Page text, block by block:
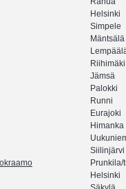
Helsinki
Simpele
Mäntsälä
Riihimäki
Jämsä
Palokki
Runni
Eurajoki
Himanka
Siilinjärvi
Prunkila/
Helsinki